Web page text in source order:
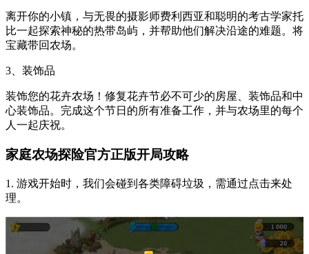
离开你的小镇，与无畏的摄影师费利西亚和聪明的考古学家托
比一起探索神秘的热带岛屿，并帮助他们解决沿途的难题。将
宝藏带回农场。
3、装饰品
装饰您的花卉农场！修复花卉节必不可少的房屋、装饰品和中
心装饰品。完成这个节日的所有准备工作，并与农场里的每个
人一起庆祝。
家庭农场探险官方正版开局攻略
1. 游戏开始时，我们会碰到各类障碍垃圾，需通过点击来处
理。